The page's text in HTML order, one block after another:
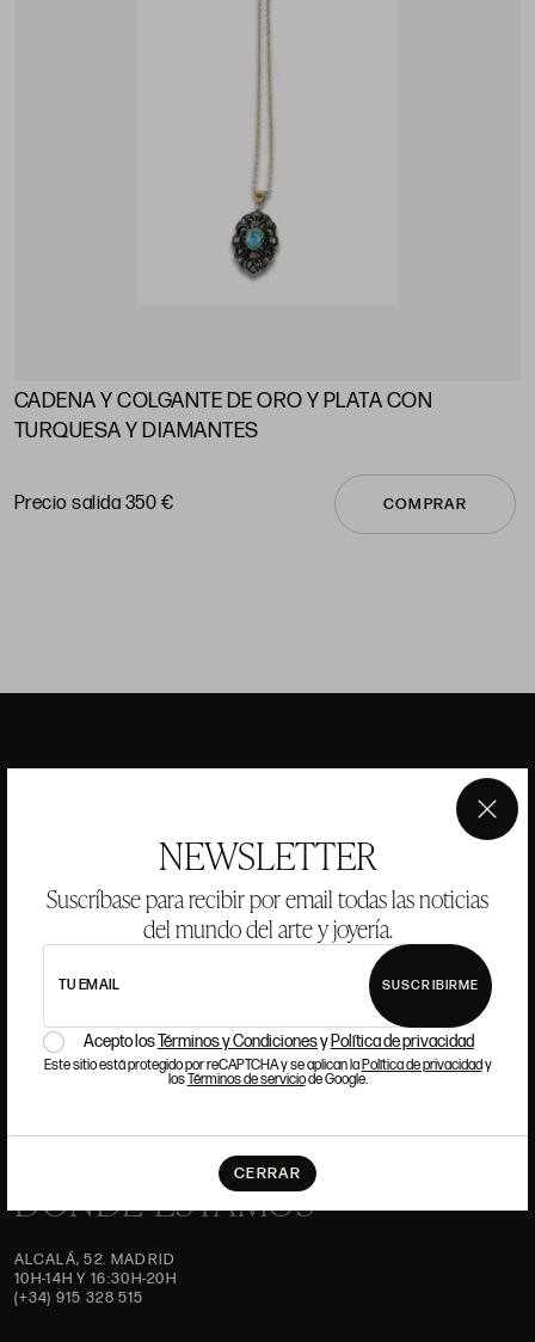
NEWSLETTER
Suscríbase para recibir por email todas las noticias
del mundo del arte y joyería.
TU EMAIL SUSCRIBIRME
Acepto losTérminos y Condicionesy Política de privacidad
Este sitio está protegido por reCAPTCHA y se aplican laPolítica de privacidady
losTérminos de serviciode Google.
CERRAR
×
CADENA Y COLGANTE DE ORO Y PLATA CON
TURQUESA Y DIAMANTES
Precio salida 350 € COMPRAR
ANSORENA
EQUIPO
JOYERÍA
GALERÍA
SUBASTAS
VALORACIONES
PREGUNTAS FRECUENTES
CONTACTO
DÓNDE ESTAMOS
ALCALÁ, 52. MADRID
10H-14H Y 16:30H-20H
(+34) 915 328 515